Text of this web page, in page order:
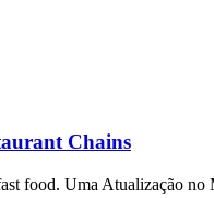
Chains
food. Uma Atualização